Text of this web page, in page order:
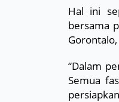
Hal ini
bersama
“Dalam
Semua